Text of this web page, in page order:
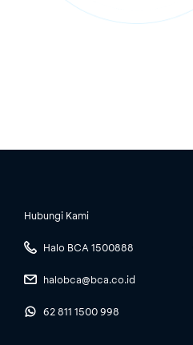
Hubungi Kami
Halo BCA 1500888
halobca@bca.co.id
62 811 1500 998